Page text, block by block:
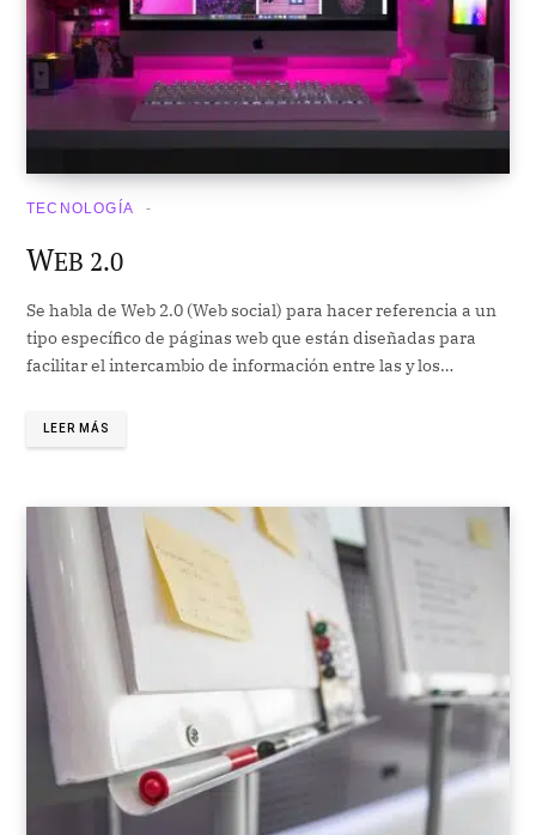
TECNOLOGÍA
WEB 2.0
Se habla de Web 2.0 (Web social) para hacer referencia a un
tipo específico de páginas web que están diseñadas para
facilitar el intercambio de información entre las y los…
LEER MÁS